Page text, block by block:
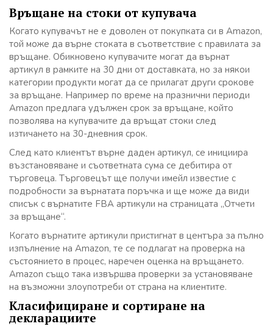
Връщане на стоки от купувача
Когато купувачът не е доволен от покупката си в Amazon,
той може да върне стоката в съответствие с правилата за
връщане. Обикновено купувачите могат да върнат
артикул в рамките на 30 дни от доставката, но за някои
категории продукти могат да се прилагат други срокове
за връщане. Например по време на празнични периоди
Amazon предлага удължен срок за връщане, който
позволява на купувачите да връщат стоки след
изтичането на 30-дневния срок.
След като клиентът върне даден артикул, се инициира
възстановяване и съответната сума се дебитира от
търговеца. Търговецът ще получи имейл известие с
подробности за върнатата поръчка и ще може да види
списък с върнатите FBA артикули на страницата „Отчети
за връщане“.
Когато върнатите артикули пристигнат в центъра за пълно
изпълнение на Amazon, те се подлагат на проверка на
състоянието в процес, наречен оценка на връщането.
Amazon също така извършва проверки за установяване
на възможни злоупотреби от страна на клиентите.
Класифициране и сортиране на
декларациите